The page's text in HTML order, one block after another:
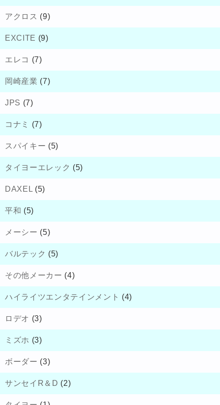
アクロス (9)
EXCITE (9)
エレコ (7)
岡崎産業 (7)
JPS (7)
コナミ (7)
スパイキー (5)
タイヨーエレック (5)
DAXEL (5)
平和 (5)
メーシー (5)
バルテック (5)
その他メーカー (4)
ハイライツエンタテインメント (4)
ロデオ (3)
ミズホ (3)
ボーダー (3)
サンセイR＆D (2)